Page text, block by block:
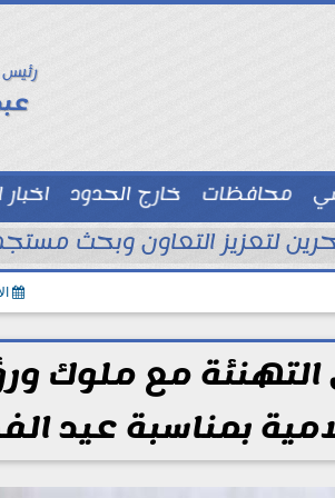
رئيس
محافظات خارج الحدود
توك شولتعزيز التعاون وبحث
التهنئة مع ملوك
بمناسبة عيد